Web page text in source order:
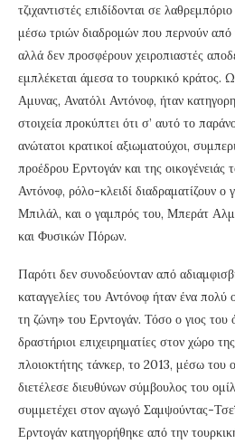
τζιχαντιστές επιδίδονται σε
μέσω τριών διαδρομών που περνούν από
αλλά δεν προσφέρουν χειροπιαστές
εμπλέκεται άμεσα το τουρκικό
Αμυνας, Ανατόλι Αντόνοφ, ήταν
στοιχεία προκύπτει ότι σ’ αυτό το
ανώτατοι κρατικοί αξιωματούχοι,
προέδρου Ερντογάν και της
Αντόνοφ, ρόλο-κλειδί διαδραματίζουν ο
Μπιλάλ, και ο γαμπρός του, Μπεράτ
και Φυσικών Πόρων.
Παρότι δεν συνοδεύονταν από
καταγγελίες του Αντόνοφ ήταν ένα
τη ζώνη» του Ερντογάν. Τόσο ο γιος του
δραστήριοι επιχειρηματίες στον χώρο
πλοιοκτήτης τάνκερ, το 2013, μέσω του
διετέλεσε διευθύνων σύμβουλος του
συμμετέχει στον αγωγό Σαμψούντας-
Ερντογάν κατηγορήθηκε από την